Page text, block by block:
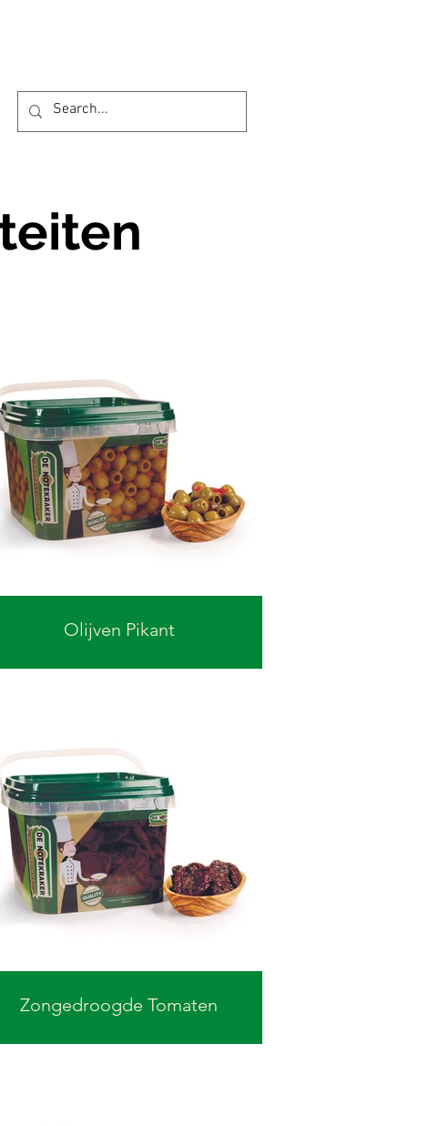
Olijven Pikant
Zongedroogde Tomaten